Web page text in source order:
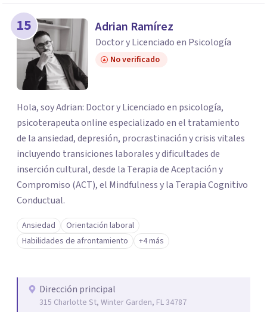
15 Adrian Ramírez
Doctor y Licenciado en Psicología
No verificado
Hola, soy Adrian: Doctor y Licenciado en psicología,
psicoterapeuta online especializado en el tratamiento
de la ansiedad, depresión, procrastinación y crisis vitales
incluyendo transiciones laborales y dificultades de
inserción cultural, desde la Terapia de Aceptación y
Compromiso (ACT), el Mindfulness y la Terapia Cognitivo
Conductual.
Ansiedad
Orientación laboral
Habilidades de afrontamiento
+4 más
Dirección principal
315 Charlotte St, Winter Garden, FL 34787